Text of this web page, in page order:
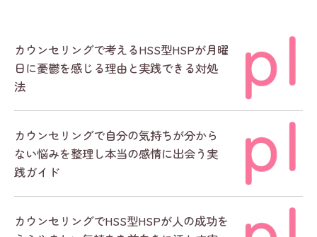
カウンセリングで考えるHSS型HSPが月曜
日に憂鬱を感じる理由と実践できる対処
法
カウンセリングで自分の気持ちが分から
ない悩みを整理し本当の感情に出会う実
践ガイド
カウンセリングでHSS型HSPが人の成功を